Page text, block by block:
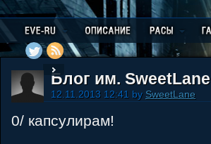
Блог им. SweetLane
12.11.2013 12:41 by SweetLane
0/ капсулирам!